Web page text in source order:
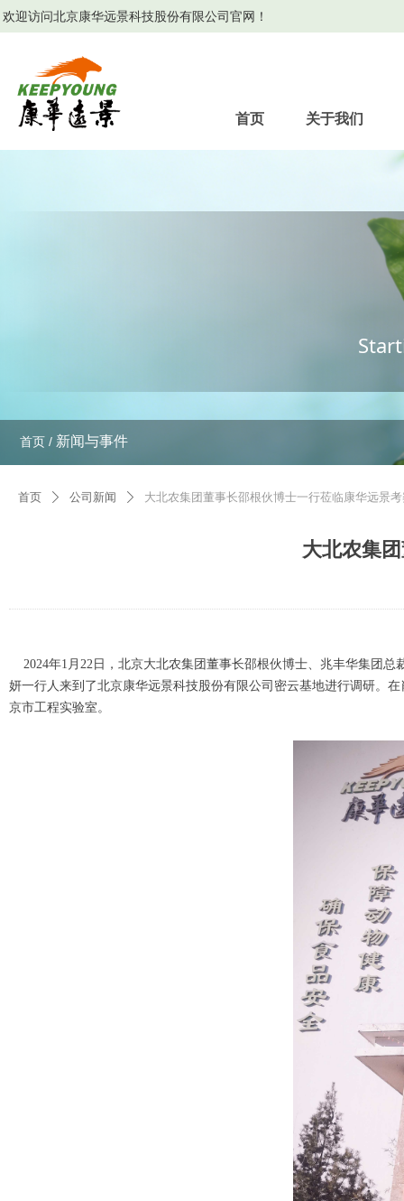
首页 关于我们
欢迎访问北京康华远景科技股份有限公司官网！
大北农集
2024年1月22日，北京大北农集团董事长邵根伙博士、兆丰华集团
妍一行人来到了北京康华远景科技股份有限公司密云基地进行调研。
京市工程实验室。
首页 / 新闻与事件
首页 ꄲ 公司新闻 ꄲ 大北农集团董事长邵根伙博士一行莅临康华远景